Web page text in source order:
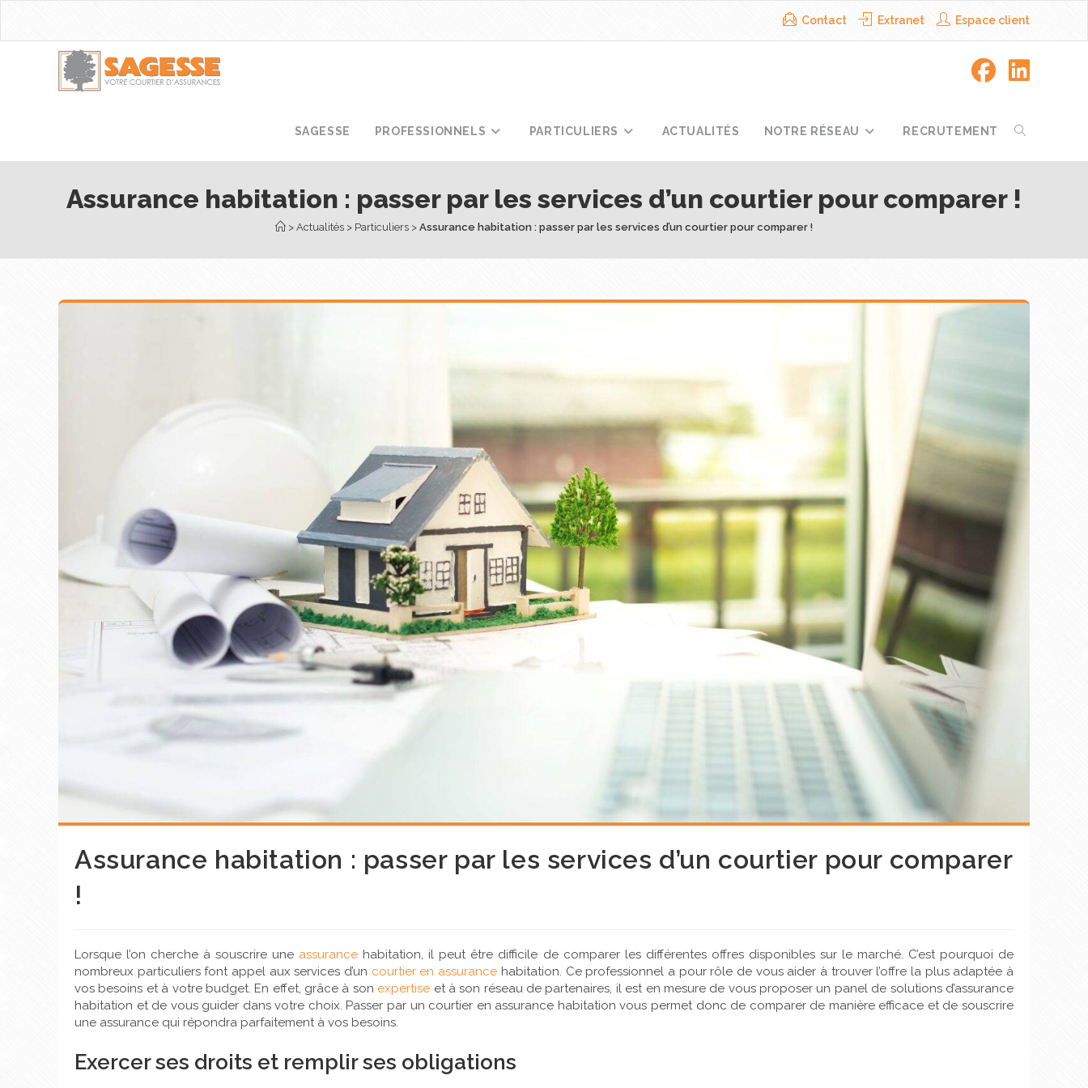
Contact Extranet Espace client
SAGESSE PROFESSIONNELS PARTICULIERS ACTUALITÉS NOTRE RÉSEAU RECRUTEMENT
Assurance habitation : passer par les services d’un courtier pour comparer !
> Actualités > Particuliers > Assurance habitation : passer par les services d’un courtier pour comparer !
Assurance habitation : passer par les services d’un courtier pour comparer
!
Lorsque l’on cherche à souscrire une assurance habitation, il peut être difficile de comparer les différentes offres disponibles sur le marché. C’est pourquoi de
nombreux particuliers font appel aux services d’un courtier en assurance habitation. Ce professionnel a pour rôle de vous aider à trouver l’offre la plus adaptée à
vos besoins et à votre budget. En effet, grâce à son expertise et à son réseau de partenaires, il est en mesure de vous proposer un panel de solutions d’assurance
habitation et de vous guider dans votre choix. Passer par un courtier en assurance habitation vous permet donc de comparer de manière efficace et de souscrire
une assurance qui répondra parfaitement à vos besoins.
Exercer ses droits et remplir ses obligations